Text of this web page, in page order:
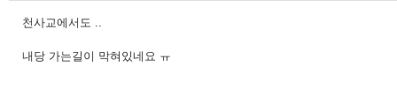
천사교에서도 ..
내당 가는길이 막혀있네요 ㅠ